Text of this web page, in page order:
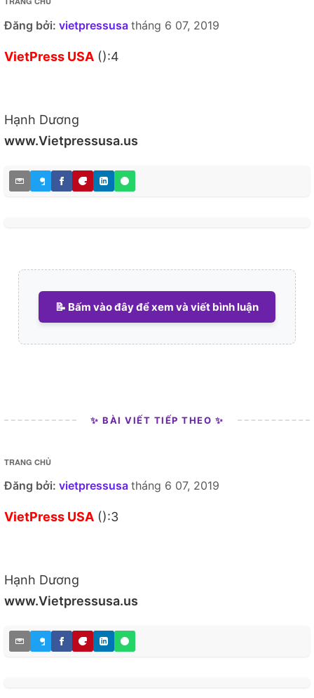
Đăng bởi: vietpressusa tháng 6 07, 2019
VietPress USA ():4
Hạnh Dương
www.Vietpressusa.us
📝 Bấm vào đây để xem và viết bình luận
✨ BÀI VIẾT TIẾP THEO ✨
TRANG CHỦ
Đăng bởi: vietpressusa tháng 6 07, 2019
VietPress USA ():3
Hạnh Dương
www.Vietpressusa.us